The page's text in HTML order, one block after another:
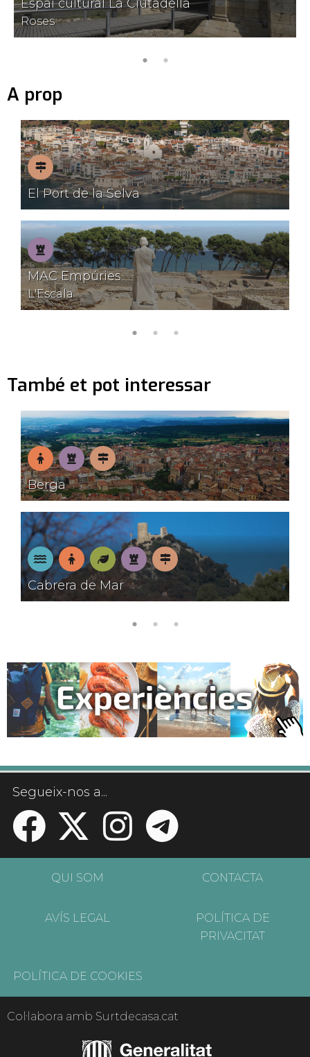
Espai cultural La Ciutadella
Roses
A prop
Pobles
encant
El Port de la Selva
Patrimoni
MAC Empúries
L'Escala
També et pot interessar
En
família
Patrimoni
Pobles
amb
encant
Berga
A
la
En
NaturaPatrimoni
Pobles
amb
Cabrera de Mar
Segueix-nos a...
QUI SOM CONTACTA
AVÍS LEGAL
POLÍTICA DE
PRIVACITAT
POLÍTICA DE COOKIES
Col·labora amb Surtdecasa.cat